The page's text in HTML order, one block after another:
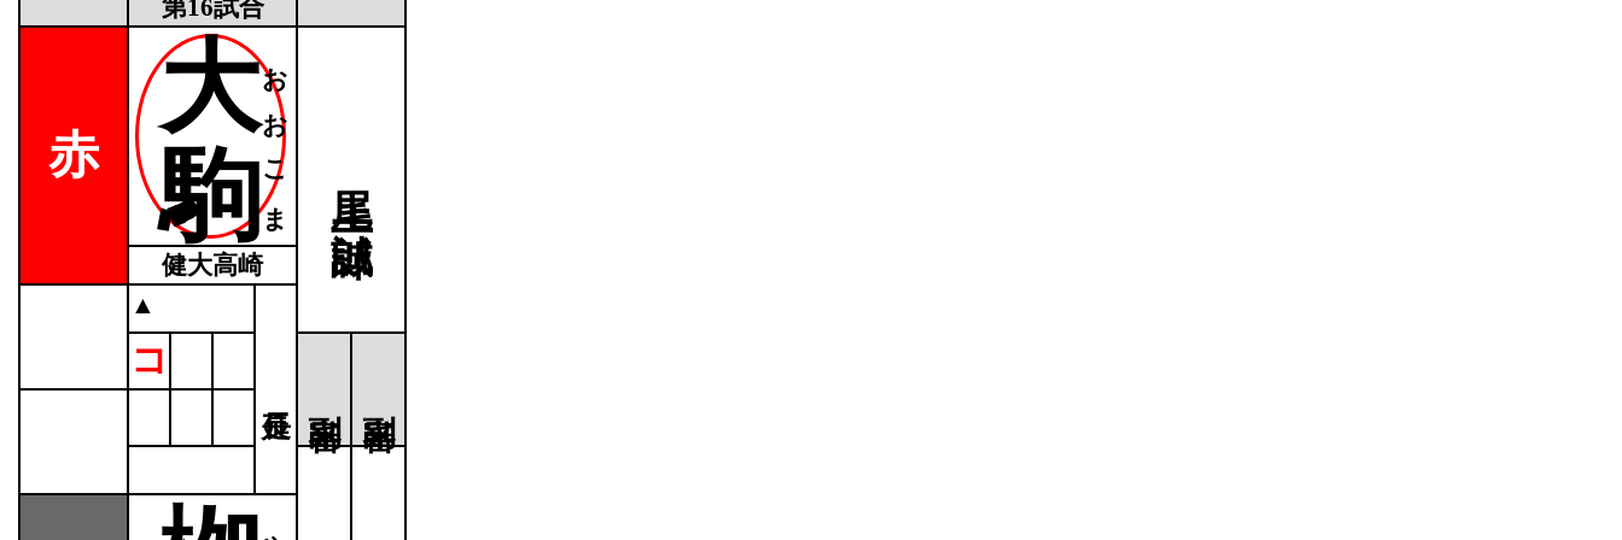
第16試合
赤
大
駒おおこま 尾上 誠一郎
健大高崎
▲
コ